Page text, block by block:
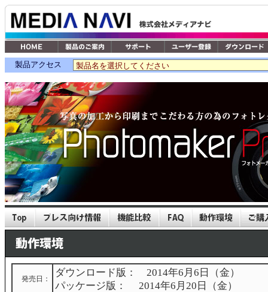
製品アクセス
発売日：
ダウンロード版： 2014年6月6日（金）
パッケージ版： 2014年6月20日（金）